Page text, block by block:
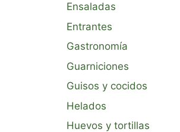
Ensaladas
Entrantes
Gastronomía
Guarniciones
Guisos y cocidos
Helados
Huevos y tortillas